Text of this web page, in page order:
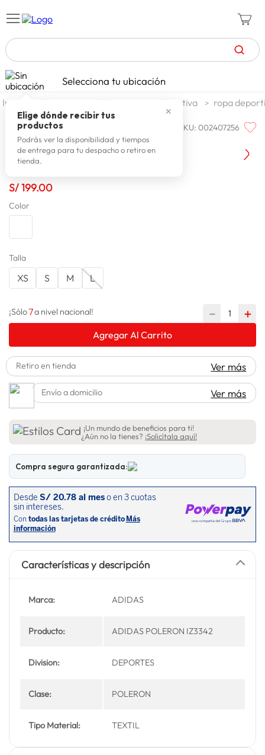
TÉRMINOS MÁS BUSCADOS
1. zapatillas mujer
2. celulares
3. zapatillas hombre
4. moda
7.
8.
9.
10. lavadora
Selecciona tu ubicación
✕
Elige dónde recibir tus
productos
Podrás ver la disponibilidad y tiempos
de entrega para tu despacho o retiro en
tienda.
deportes y aire libre ropa deportiva ropa
ADIDAS SKU:002407256
Adidas Poleron Iz3342
S/199.00
Color
Talla
XS S M L
¡Sólo7a nivel nacional! ＋
－
Agregar Al Carrito
Retiro en tienda Ver más
Envío a domicilio Ver más
¡Un mundo de beneficios para ti!
¿Aún no la tienes? ¡Solicítala aquí!
Compra segura garantizada:
Características y descripción
Marca: ADIDAS
Producto: ADIDAS POLERON IZ3342
Division: DEPORTES
Clase: POLERON
Tipo Material: TEXTIL